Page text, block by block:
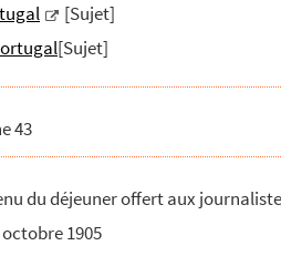
[Sujet]
[Sujet]
43
du déjeuner offert aux
octobre 1905